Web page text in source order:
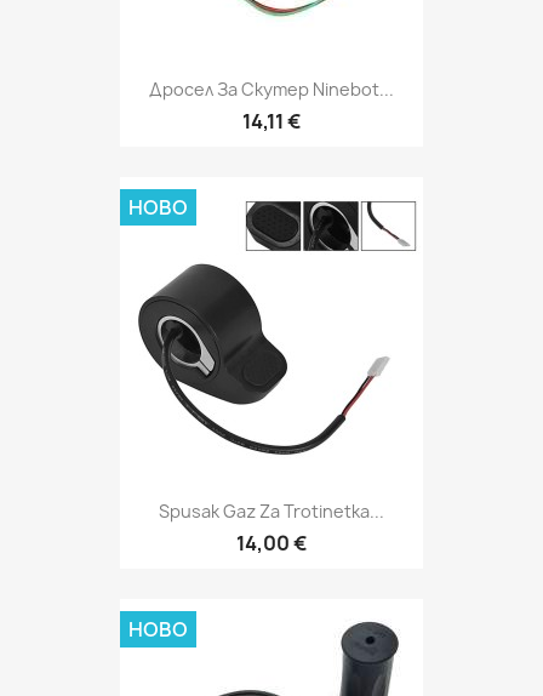
Дросел За Скутер Ninebot...
14,11 €
Spusak Gaz Za Trotinetka...
14,00 €
НОВО
НОВО